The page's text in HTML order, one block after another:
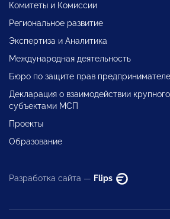
Комитеты и Комиссии
Региональное развитие
Экспертиза и Аналитика
Международная деятельность
Бюро по защите прав
Декларация о взаимодействии
субъектами МСП
Проекты
Образование
Разработка сайта — Flips